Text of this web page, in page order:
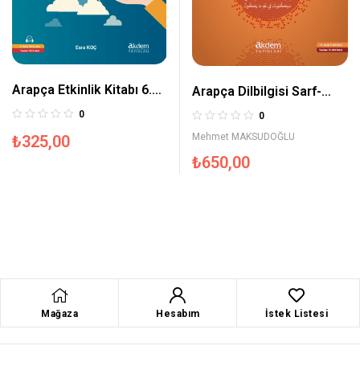
Arapça Etkinlik Kitabı 6.
Sınıf
0
₺325,00
Arapça Dilbilgisi Sarf-
Nahiv
0
Mehmet MAKSUDOĞLU
₺650,00
Mağaza Hesabım İstek Listesi